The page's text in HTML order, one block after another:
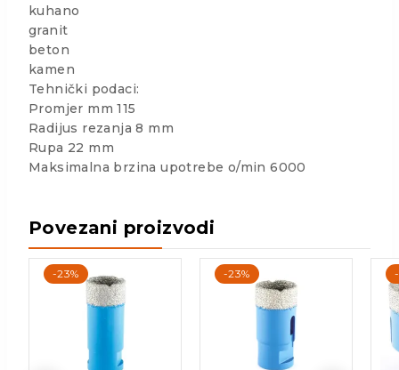
kuhano
granit
beton
kamen
Tehnički podaci:
Promjer mm 115
Radijus rezanja 8 mm
Rupa 22 mm
Maksimalna brzina upotrebe o/min 6000
Povezani proizvodi
-23% -23%